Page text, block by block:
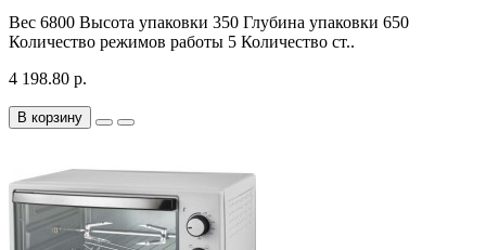
Вес 6800 Высота упаковки 350 Глубина упаковки 650
Количество режимов работы 5 Количество ст..
4 198.80 р.
В корзину